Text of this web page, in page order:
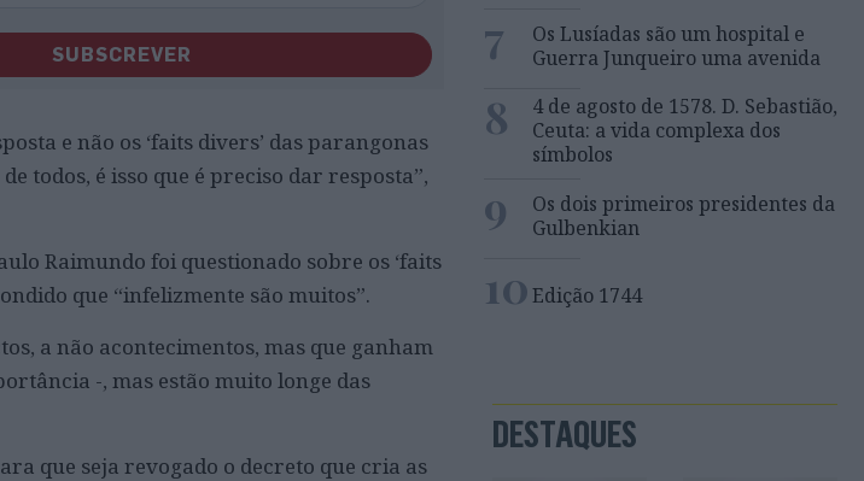
SUBSCREVER
e não os ‘faits divers’ das parangonas
todos, é isso que é preciso dar resposta”,
Raimundo foi questionado sobre os ‘faits
que “infelizmente são muitos”.
a não acontecimentos, mas que ganham
-, mas estão muito longe das
que seja revogado o decreto que cria as
7
Os Lusíadas são um hospital e
Guerra Junqueiro uma avenida
8
4 de agosto de 1578. D. Sebastião,
Ceuta: a vida complexa dos
símbolos
9
Os dois primeiros presidentes da
Gulbenkian
10Edição 1744
DESTAQUES